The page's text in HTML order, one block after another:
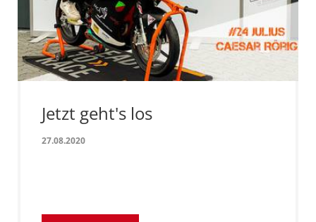
Jetzt geht's los
27.08.2020